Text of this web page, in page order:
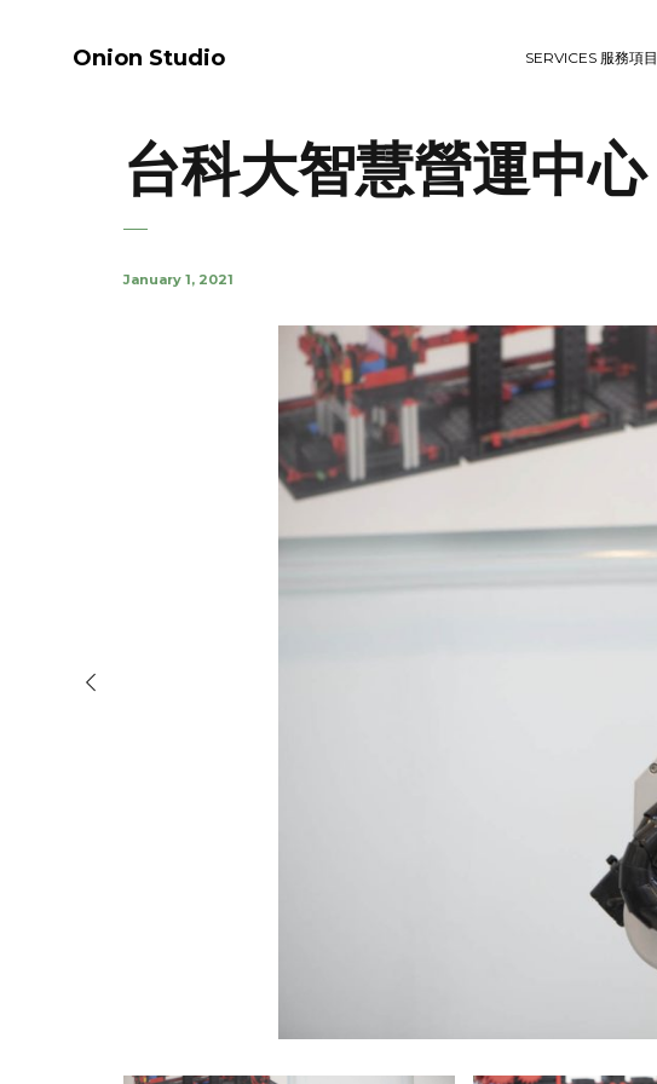
Onion Studio SERVICES 服務項目
台科大智慧營運中心
January 1, 2021